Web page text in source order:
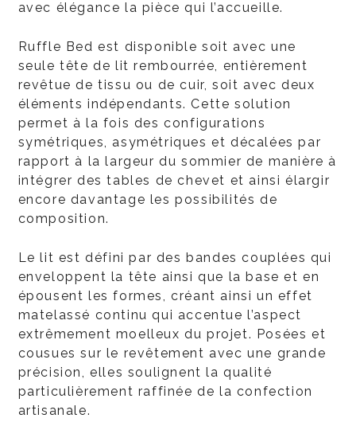
avec élégance la pièce qui l’accueille.
Ruffle Bed est disponible soit avec une
seule tête de lit rembourrée, entièrement
revêtue de tissu ou de cuir, soit avec deux
éléments indépendants. Cette solution
permet à la fois des configurations
symétriques, asymétriques et décalées par
rapport à la largeur du sommier de manière à
intégrer des tables de chevet et ainsi élargir
encore davantage les possibilités de
composition.
Le lit est défini par des bandes couplées qui
enveloppent la tête ainsi que la base et en
épousent les formes, créant ainsi un effet
matelassé continu qui accentue l’aspect
extrêmement moelleux du projet. Posées et
cousues sur le revêtement avec une grande
précision, elles soulignent la qualité
particulièrement raffinée de la confection
artisanale.